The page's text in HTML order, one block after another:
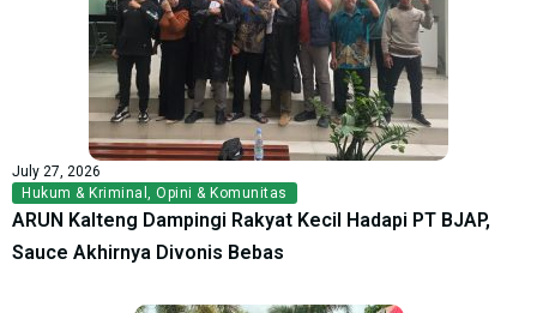
July 27, 2026
Hukum & Kriminal , Opini & Komunitas
ARUN Kalteng Dampingi Rakyat Kecil Hadapi PT BJAP,
Sauce Akhirnya Divonis Bebas